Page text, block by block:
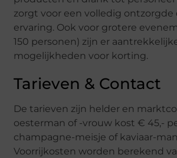
zorgt voor een volledig ontzorgde
ervaring. Ook voor grotere
150 personen) zijn er
mogelijkheden voor korting.
Tarieven & Contact
De tarieven zijn helder en
oesterman of -vrouw kost € 45,-
champagne-meisje of kaviaar-
Voorrijkosten worden berekend